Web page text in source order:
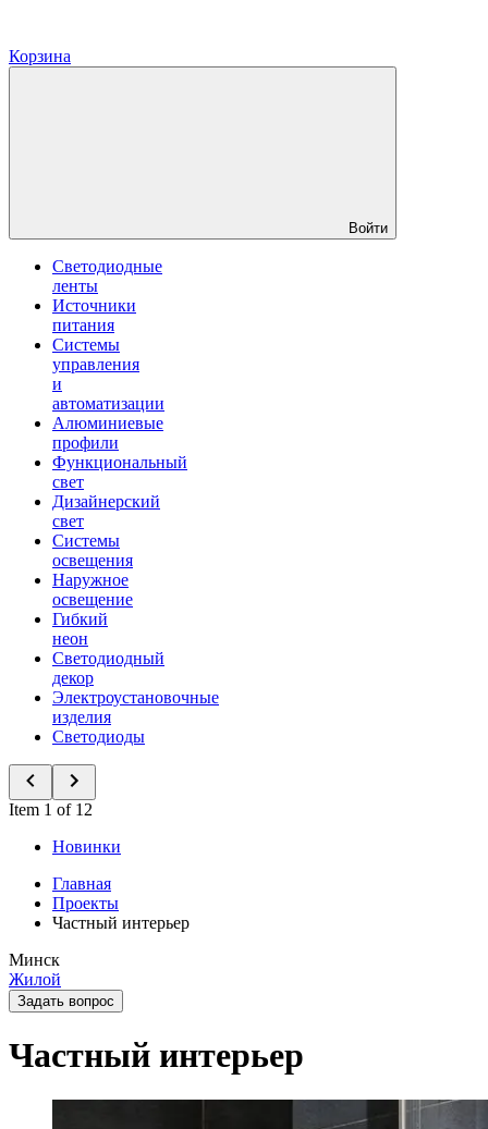
Корзина
Войти
Светодиодные
ленты
Источники
питания
Системы
управления
и
автоматизации
Алюминиевые
профили
Функциональный
свет
Дизайнерский
свет
Системы
освещения
Наружное
освещение
Гибкий
неон
Светодиодный
декор
Электроустановочные
изделия
Светодиоды
Item 1 of 12
Новинки
Главная
Проекты
Частный интерьер
Минск
Жилой
Задать вопрос
Частный интерьер